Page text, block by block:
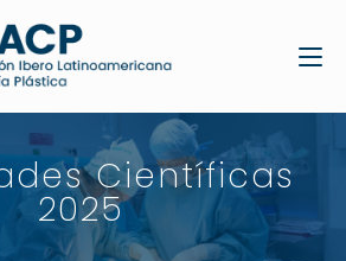
Científicas
2025